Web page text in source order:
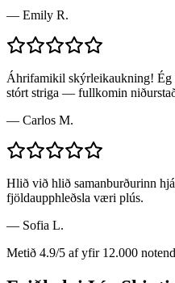
— Emily R.
Áhrifamikil skýrleikaukning! Ég
stórt striga — fullkomin
— Carlos M.
Hlið við hlið samanburðurinn
fjöldaupphleðsla væri plús.
— Sofia L.
Metið 4.9/5 af yfir 12.000